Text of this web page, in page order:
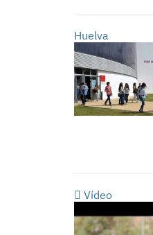
Huelva
Vídeo